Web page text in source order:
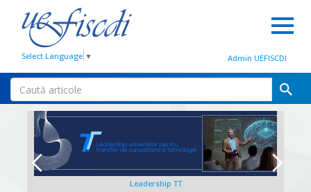
Select Language ▼ Admin UEFISCDI
Leadership TT